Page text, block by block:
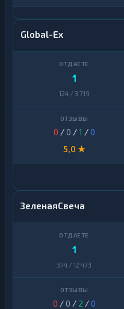
Global-Ex
1
124 / 3 719
0 / 0 /1 /0
5,0 ★
ЗеленаяСвеча
1
374 / 12 473
0 / 0 / 2 /0